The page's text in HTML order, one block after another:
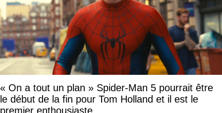
« On a tout un plan » Spider-Man 5 pourrait être
le début de la fin pour Tom Holland et il est le
premier enthousiaste